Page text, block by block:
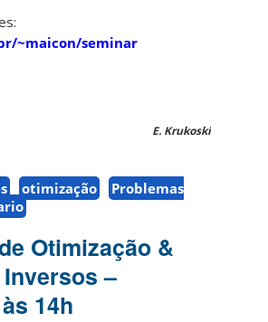
~maicon/seminar
E. Krukoski
otimização
Problemas
Otimização &
–
14h